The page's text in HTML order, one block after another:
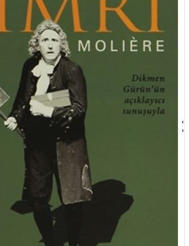
‹
›